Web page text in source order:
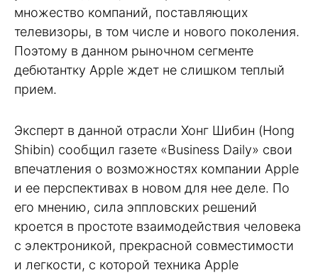
множество компаний, поставляющих
телевизоры, в том числе и нового поколения.
Поэтому в данном рыночном сегменте
дебютантку Apple ждет не слишком теплый
прием.
Эксперт в данной отрасли Хонг Шибин (Hong
Shibin) сообщил газете «Business Daily» свои
впечатления о возможностях компании Apple
и ее перспективах в новом для нее деле. По
его мнению, сила эппловских решений
кроется в простоте взаимодействия человека
с электроникой, прекрасной совместимости
и легкости, с которой техника Apple